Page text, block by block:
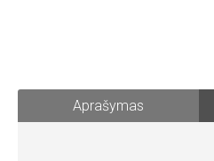
Aprašymas